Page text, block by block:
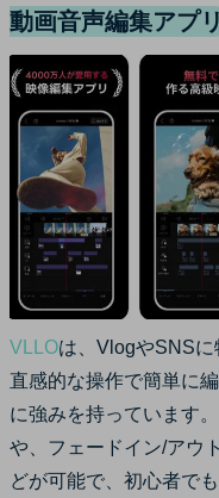
動画音声編集アプリ
VLLOは、VlogやSNSに
直感的な操作で簡単に
に強みを持っています
や、フェードイン/アウ
どが可能で、初心者で